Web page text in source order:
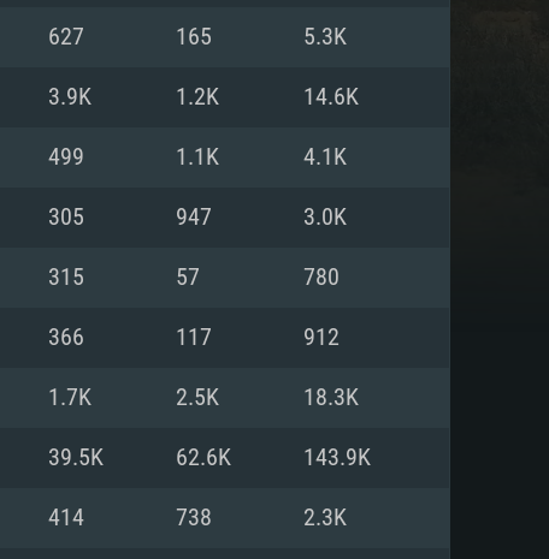
627 165 5.3K
3.9K 1.2K 14.6K
499 1.1K 4.1K
305 947 3.0K
315 57 780
366 117 912
1.7K 2.5K 18.3K
39.5K 62.6K 143.9K
414 738 2.3K